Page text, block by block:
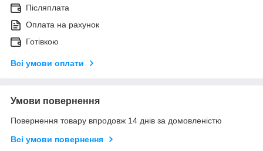
Післяплата
Оплата на рахунок
Готівкою
Всі умови оплати
Умови повернення
Повернення товару впродовж 14 днів за домовленістю
Всі умови повернення